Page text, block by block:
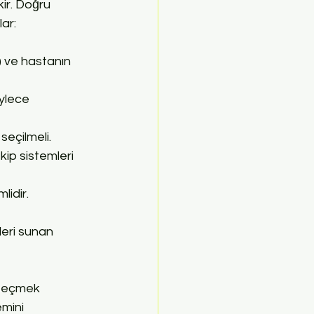
Doğru
ve hastanın
sistemleri
sunan